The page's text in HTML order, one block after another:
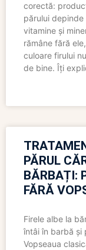
corectă:
părului
vitamine și
rămâne fără
culoare firului
de bine. Îți
PĂRUL
BĂRBAȚI:
FĂRĂ
Firele albe la
întâi în barbă și
Vopseaua